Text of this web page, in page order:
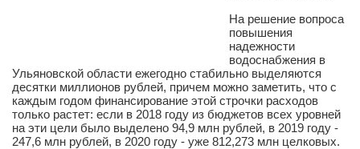
На решение вопроса
повышения
надежности
водоснабжения в
Ульяновской области ежегодно стабильно выделяются
десятки миллионов рублей, причем можно заметить, что с
каждым годом финансирование этой строчки расходов
только растет: если в 2018 году из бюджетов всех уровней
на эти цели было выделено 94,9 млн рублей, в 2019 году -
247,6 млн рублей, в 2020 году - уже 812,273 млн целковых.